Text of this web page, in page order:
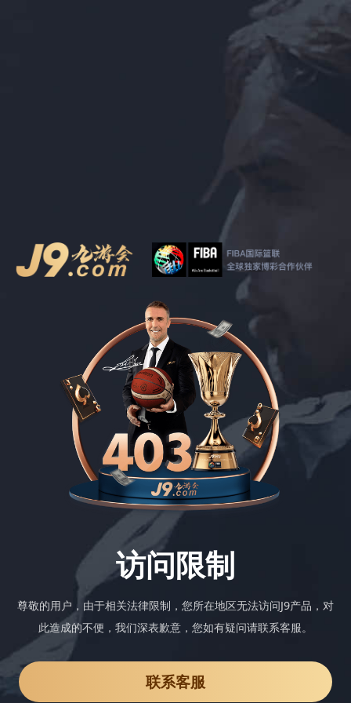
访问限制
尊敬的用户，由于相关法律限制，您所在地区无法访问J9产品，对
此造成的不便，我们深表歉意，您如有疑问请联系客服。
联系客服